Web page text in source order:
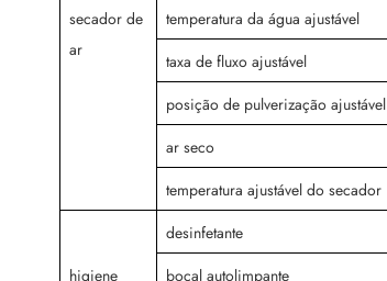
secador de
ar
temperatura da água ajustável
taxa de fluxo ajustável
posição de pulverização ajustável
ar seco
temperatura ajustável do secador
higiene
desinfetante
bocal autolimpante